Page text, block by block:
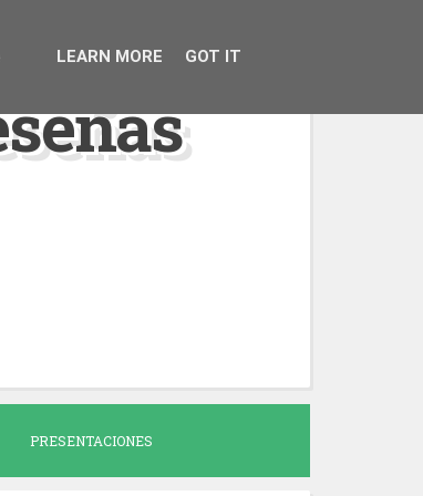
PRESENTACIONES
LEARN MORE GOT IT